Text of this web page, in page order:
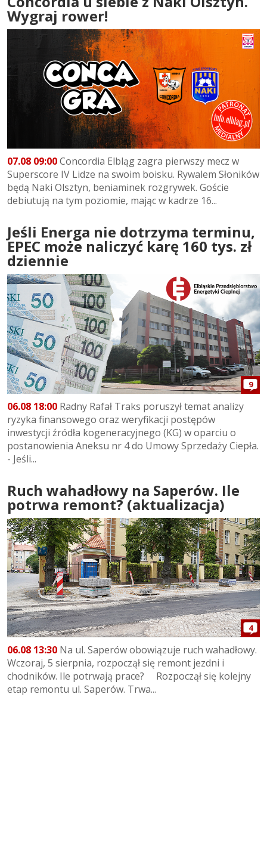
Wygraj rower!
07.08 09:00Concordia Elbląg zagra pierwszy mecz w
Superscore IV Lidze na swoim boisku. Rywalem Słoników
będą Naki Olsztyn, beniaminek rozgrywek. Goście
debiutują na tym poziomie, mając w kadrze 16...
Jeśli Energa nie dotrzyma terminu,
EPEC może naliczyć karę 160 tys. zł
dziennie
9
06.08 18:00 Radny Rafał Traks poruszył temat analizy
ryzyka finansowego oraz weryfikacji postępów
inwestycji źródła kogeneracyjnego (KG) w oparciu o
postanowienia Aneksu nr 4 do Umowy Sprzedaży Ciepła.
- Jeśli...
Ruch wahadłowy na Saperów. Ile
potrwa remont? (aktualizacja)
4
06.08 13:30 Na ul. Saperów obowiązuje ruch wahadłowy.
Wczoraj, 5 sierpnia, rozpoczął się remont jezdni i
chodników. Ile potrwają prace? Rozpoczął się kolejny
etap remontu ul. Saperów. Trwa...